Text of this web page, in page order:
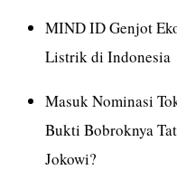
MIND ID Genjot
Listrik di Indonesia
Masuk Nominasi
Bukti Bobroknya
Jokowi?